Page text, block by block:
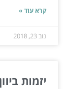
קרא עוד »
נוב 23, 2018
יזמות